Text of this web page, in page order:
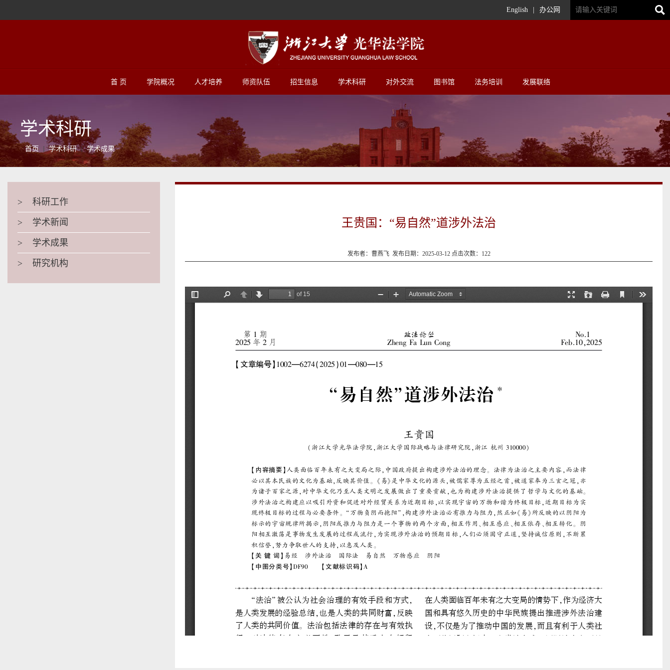
English 办公网
首 页 学院概况 人才培养 师资队伍 招生信息 学术科研 对外交流 图书馆 法务培训 发展联络
学术科研
首页 学术科研 学术成果
> 科研工作
> 学术新闻
> 学术成果
> 研究机构
王贵国：“易自然”道涉外法治
发布者：曹燕飞 发布日期：2025-03-12 点击次数： 122